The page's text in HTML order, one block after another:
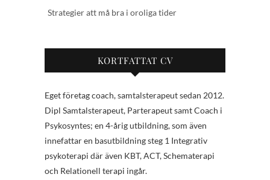
Strategier att må bra i oroliga tider
KORTFATTAT CV
Eget företag coach, samtalsterapeut sedan 2012.
Dipl Samtalsterapeut, Parterapeut samt Coach i
Psykosyntes; en 4-årig utbildning, som även
innefattar en basutbildning steg 1 Integrativ
psykoterapi där även KBT, ACT, Schematerapi
och Relationell terapi ingår.